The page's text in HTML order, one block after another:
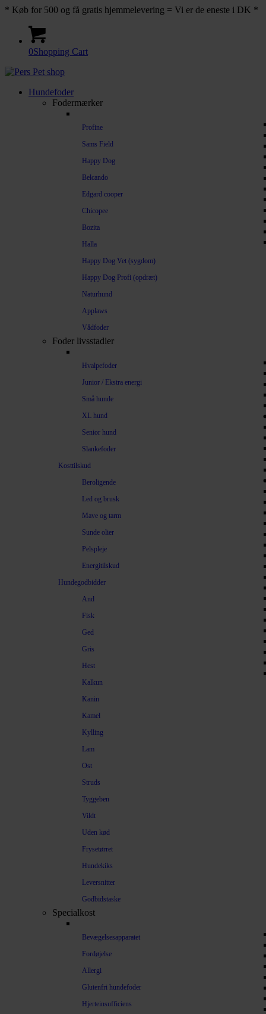
* Køb for 500 og få gratis hjemmelevering = Vi er de eneste i DK *
0Shopping Cart
Hundefoder
Fodermærker
Profine
Sams Field
Happy Dog
Belcando
Edgard cooper
Chicopee
Bozita
Halla
Happy Dog Vet (sygdom)
Happy Dog Profi (opdræt)
Naturhund
Applaws
Vådfoder
Foder livsstadier
Hvalpefoder
Junior / Ekstra energi
Små hunde
XL hund
Senior hund
Slankefoder
Kosttilskud
Beroligende
Led og brusk
Mave og tarm
Sunde olier
Pelspleje
Energitilskud
Hundegodbidder
And
Fisk
Ged
Gris
Hest
Kalkun
Kanin
Kamel
Kylling
Lam
Ost
Struds
Tyggeben
Vildt
Uden kød
Frysetørret
Hundekiks
Leversnitter
Godbidstaske
Specialkost
Bevægelsesapparatet
Fordøjelse
Allergi
Glutenfri hundefoder
Hjerteinsufficiens